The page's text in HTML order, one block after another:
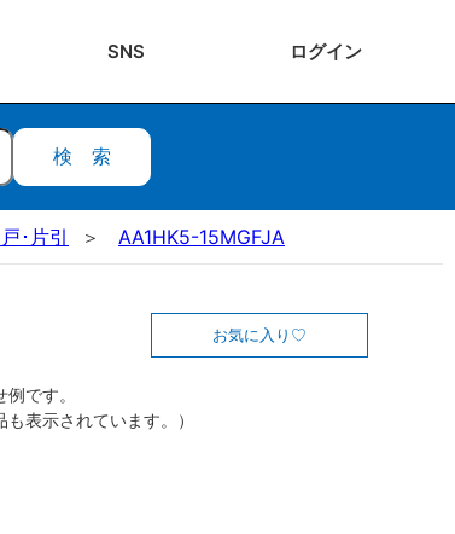
SNS ログイン
検索
･片引 AA1HK5-15MGFJA
お気に入り
です。
も表示されています。）